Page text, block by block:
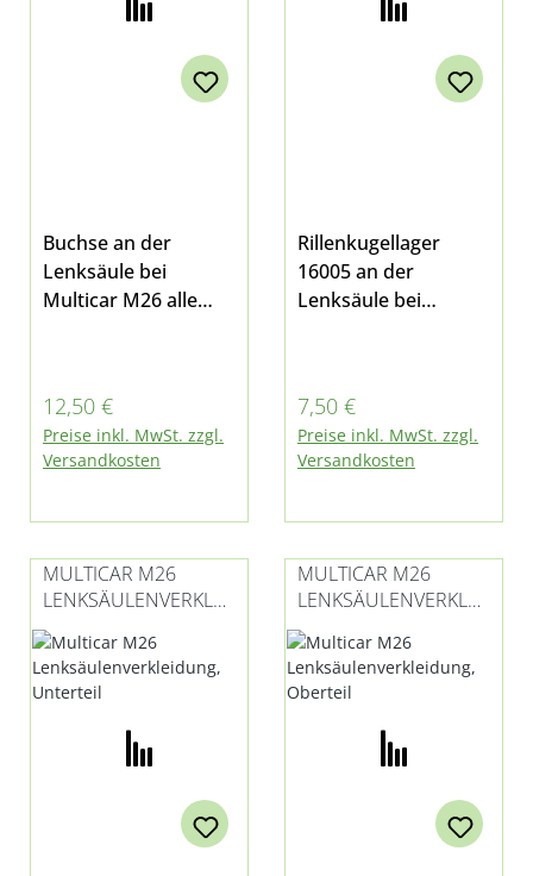
Buchse an der
Lenksäule bei
Multicar M26 alle
Regulärer Preis:
12,50 €
Preise inkl. MwSt. zzgl.
Versandkosten
Rillenkugellager
16005 an der
Lenksäule bei
Regulärer Preis:
7,50 €
Preise inkl. MwSt. zzgl.
Versandkosten
MULTICAR M26
LENKSÄULENVERKLEI
DUNG, UNTERTEIL
MULTICAR M26
LENKSÄULENVERKLEI
DUNG, OBERTEIL